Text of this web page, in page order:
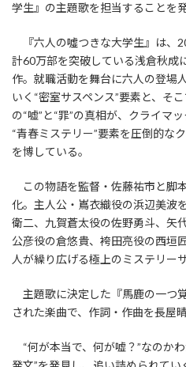
学生』の主題歌を担当することを発
『六人の噓つきな大学生』は、
計60万部を突破している浅倉秋成
作。就職活動を舞台に六人の登場
いく“密室サスペンス”要素と、そ
の“嘘”と“罪”の真相が、クライマ
“青春ミステリー”要素を圧倒的な
を博している。
この物語を監督・佐藤祐市と脚
化。主人公・嶌衣織役の浜辺美波
衛二、九賀蒼太役の佐野勇斗、矢
公彦役の倉悠貴、袴田亮役の西垣
人が繰り広げる極上のミステリー
主題歌に決定した『馬鹿の一つ
された楽曲で、作詞・作曲を長屋
“何が本当で、何が嘘？”なのか